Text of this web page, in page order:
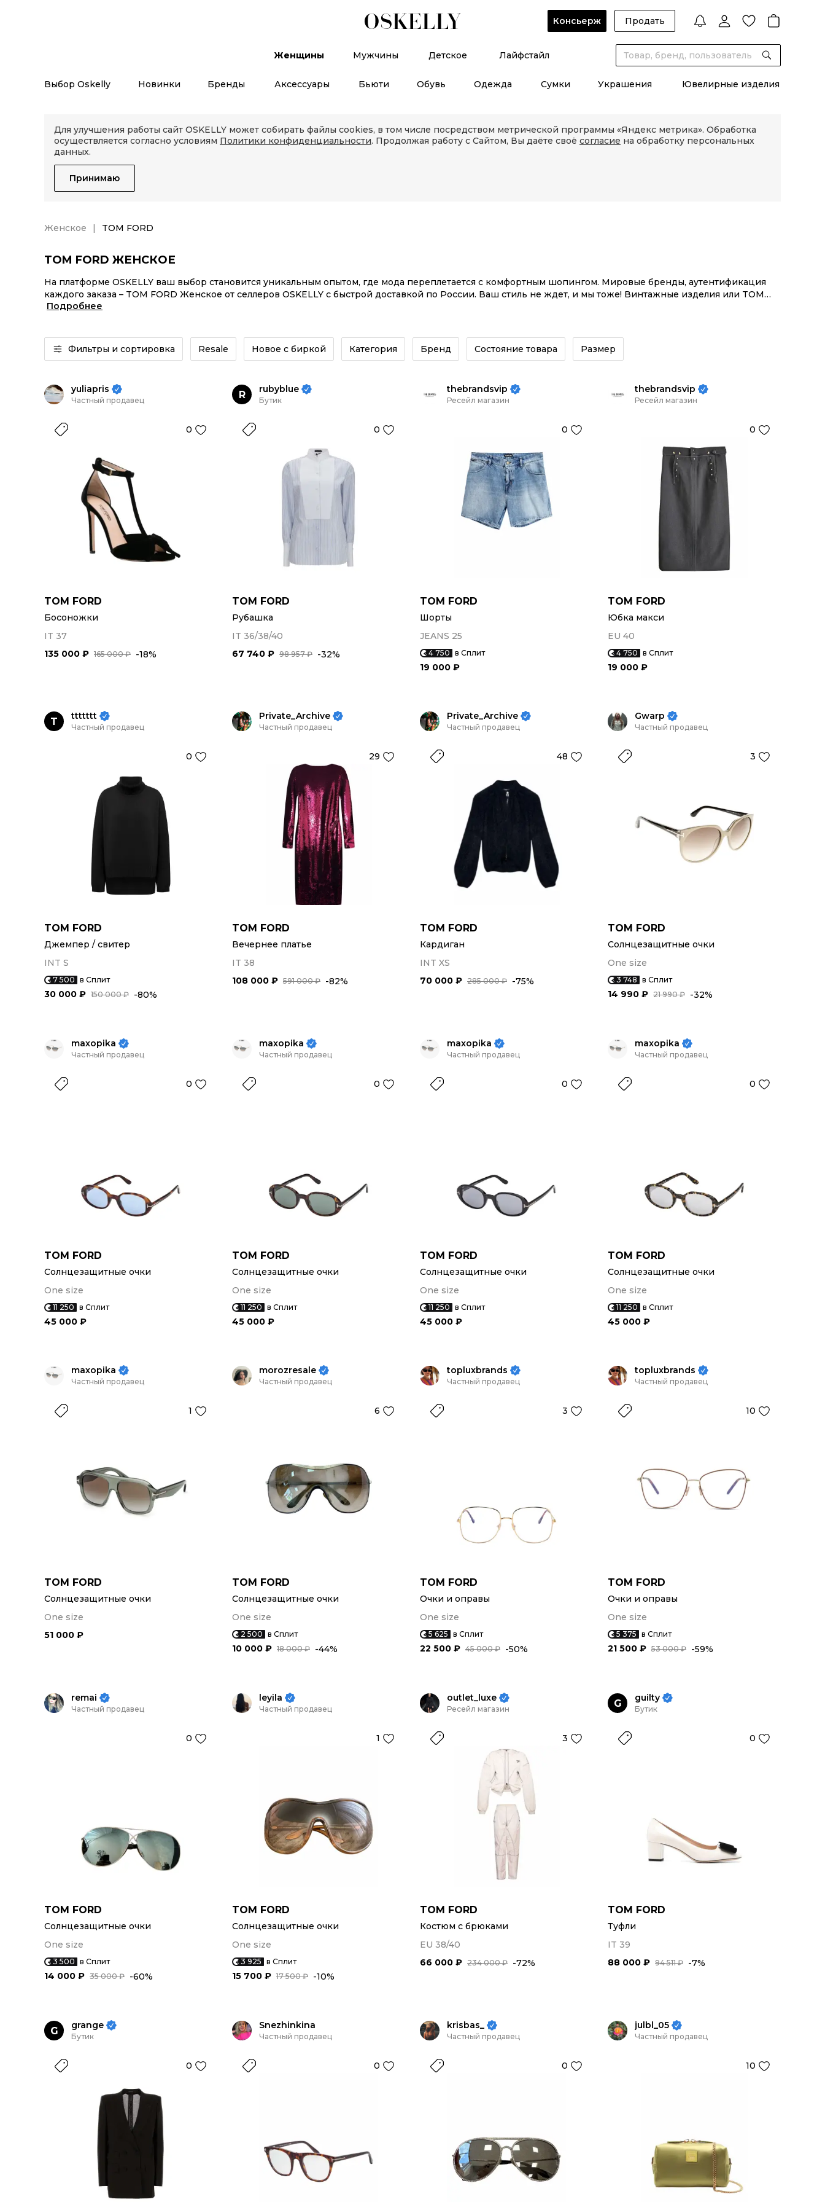
Консьерж Продать
Женщины Мужчины Детское Лайфстайл
Выбор Oskelly Новинки Бренды Аксессуары Бьюти Обувь Одежда Сумки Украшения Ювелирные изделия
Для улучшения работы сайт OSKELLY может собирать файлы cookies, в том числе посредством метрической программы «Яндекс метрика». Обработка
осуществляется согласно условиям Политики конфиденциальности. Продолжая работу с Сайтом, Вы даёте своё согласие на обработку персональных
данных.
Принимаю
Женское TOM FORD
TOM FORD ЖЕНСКОЕ
На платформе OSKELLY ваш выбор становится уникальным опытом, где мода переплетается с комфортным шопингом. Мировые бренды, аутентификация
каждого заказа – TOM FORD Женское от селлеров OSKELLY с быстрой доставкой по России. Ваш стиль не ждет, и мы тоже! Винтажные изделия или TOM
FORD Женское из новых коллекций – заказывайте на сайте или в приложении OSKELLY с целой экосистемой инструментов.
Подробнее
Фильтры и сортировка Resale Новое с биркой Категория Бренд Состояние товара Размер
yuliapris
Частный продавец
0
TOM FORD
Босоножки
IT 37
165 000 ₽
135 000 ₽ -18%
R rubyblue
Бутик
0
TOM FORD
Рубашка
IT 36/38/40
98 957 ₽
67 740 ₽ -32%
thebrandsvip
Ресейл магазин
0
TOM FORD
Шорты
JEANS 25
4 750 в Сплит
19 000 ₽
thebrandsvip
Ресейл магазин
0
TOM FORD
Юбка макси
EU 40
4 750 в Сплит
19 000 ₽
T ttttttt
Частный продавец
0
TOM FORD
Джемпер / свитер
INT S
7 500 в Сплит
150 000 ₽
30 000 ₽ -80%
Private_Archive
Частный продавец
29
TOM FORD
Вечернее платье
IT 38
591 000 ₽
108 000 ₽ -82%
Private_Archive
Частный продавец
48
TOM FORD
Кардиган
INT XS
285 000 ₽
70 000 ₽ -75%
Gwarp
Частный продавец
3
TOM FORD
Солнцезащитные очки
One size
3 748 в Сплит
21 990 ₽
14 990 ₽ -32%
maxopika
Частный продавец
0
TOM FORD
Солнцезащитные очки
One size
11 250 в Сплит
45 000 ₽
maxopika
Частный продавец
0
TOM FORD
Солнцезащитные очки
One size
11 250 в Сплит
45 000 ₽
maxopika
Частный продавец
0
TOM FORD
Солнцезащитные очки
One size
11 250 в Сплит
45 000 ₽
maxopika
Частный продавец
0
TOM FORD
Солнцезащитные очки
One size
11 250 в Сплит
45 000 ₽
maxopika
Частный продавец
1
TOM FORD
Солнцезащитные очки
One size
51 000 ₽
morozresale
Частный продавец
6
TOM FORD
Солнцезащитные очки
One size
2 500 в Сплит
18 000 ₽
10 000 ₽ -44%
topluxbrands
Частный продавец
3
TOM FORD
Очки и оправы
One size
5 625 в Сплит
45 000 ₽
22 500 ₽ -50%
topluxbrands
Частный продавец
10
TOM FORD
Очки и оправы
One size
5 375 в Сплит
53 000 ₽
21 500 ₽ -59%
remai
Частный продавец
0
TOM FORD
Солнцезащитные очки
One size
3 500 в Сплит
35 000 ₽
14 000 ₽ -60%
leyila
Частный продавец
1
TOM FORD
Солнцезащитные очки
One size
3 925 в Сплит
17 500 ₽
15 700 ₽ -10%
outlet_luxe
Ресейл магазин
3
TOM FORD
Костюм с брюками
EU 38/40
234 000 ₽
66 000 ₽ -72%
G guilty
Бутик
0
TOM FORD
Туфли
IT 39
94 511 ₽
88 000 ₽ -7%
G grange
Бутик
0
Snezhinkina
Частный продавец
0
krisbas_
Частный продавец
0
julbl_05
Частный продавец
10